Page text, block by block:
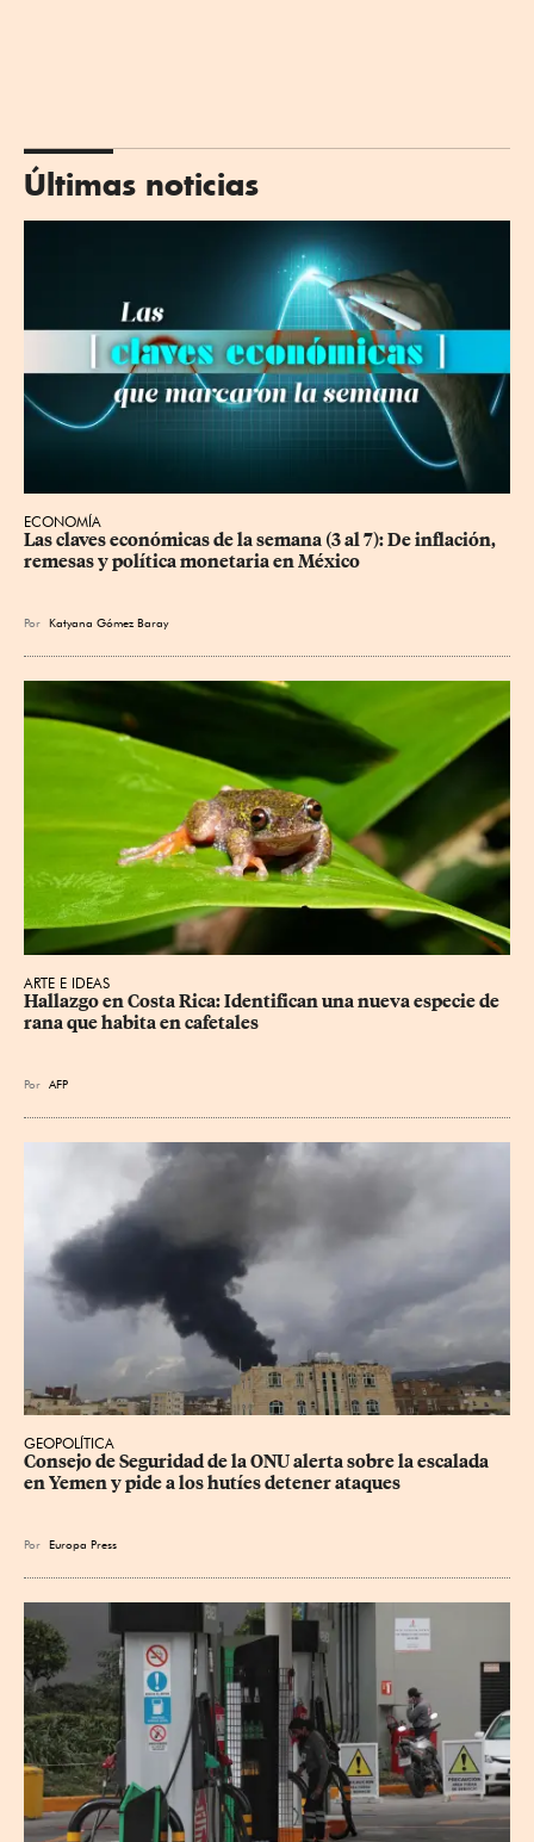
Últimas noticias
ECONOMÍA
Las claves económicas de la semana (3 al 7): De inflación,
remesas y política monetaria en México
Por Katyana Gómez Baray
ARTE E IDEAS
Hallazgo en Costa Rica: Identifican una nueva especie de
rana que habita en cafetales
Por AFP
GEOPOLÍTICA
Consejo de Seguridad de la ONU alerta sobre la escalada
en Yemen y pide a los hutíes detener ataques
Por Europa Press